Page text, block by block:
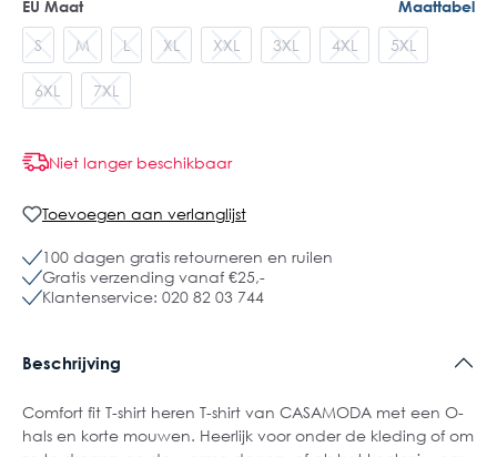
EU Maat Maattabel
S M L XL XXL 3XL 4XL 5XL
6XL 7XL
Niet langer beschikbaar
Toevoegen aan verlanglijst
100 dagen gratis retourneren en ruilen
Gratis verzending vanaf €25,-
Klantenservice: 020 82 03 744
Beschrijving
Comfort fit T-shirt heren T-shirt van CASAMODA met een O-
hals en korte mouwen. Heerlijk voor onder de kleding of om